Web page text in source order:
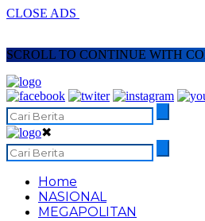
CLOSE ADS
SCROLL TO CONTINUE WITH
✖
Home
NASIONAL
MEGAPOLITAN